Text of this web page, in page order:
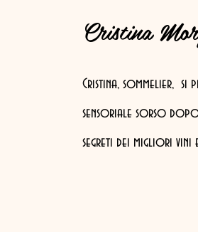
Cristina
Cristina, sommelier, si
sensoriale sorso
segreti dei migliori